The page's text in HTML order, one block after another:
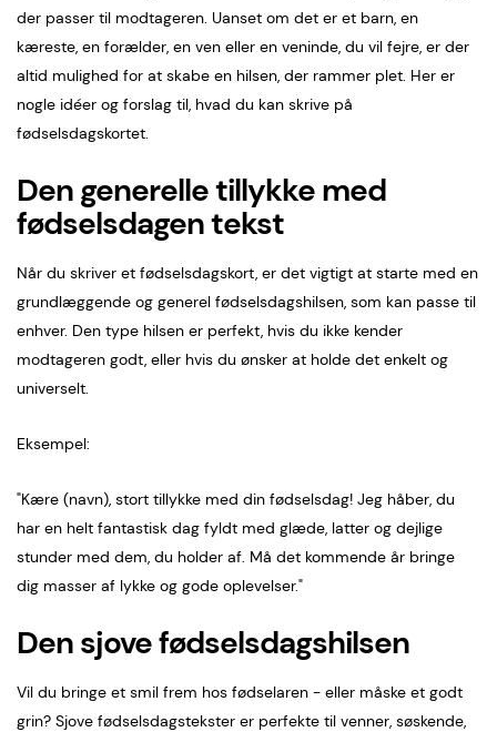
der passer til modtageren. Uanset om det er et barn, en
kæreste, en forælder, en ven eller en veninde, du vil fejre, er der
altid mulighed for at skabe en hilsen, der rammer plet. Her er
nogle idéer og forslag til, hvad du kan skrive på
fødselsdagskortet.
Den generelle tillykke med
fødselsdagen tekst
Når du skriver et fødselsdagskort, er det vigtigt at starte med en
grundlæggende og generel fødselsdagshilsen, som kan passe til
enhver. Den type hilsen er perfekt, hvis du ikke kender
modtageren godt, eller hvis du ønsker at holde det enkelt og
universelt.
Eksempel:
"Kære (navn), stort tillykke med din fødselsdag! Jeg håber, du
har en helt fantastisk dag fyldt med glæde, latter og dejlige
stunder med dem, du holder af. Må det kommende år bringe
dig masser af lykke og gode oplevelser."
Den sjove fødselsdagshilsen
Vil du bringe et smil frem hos fødselaren - eller måske et godt
grin? Sjove fødselsdagstekster er perfekte til venner, søskende,